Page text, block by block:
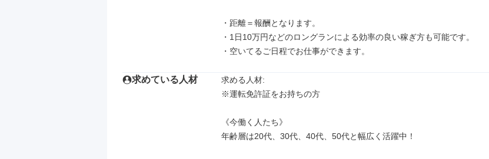
・距離＝報酬となります。
・1日10万円などのロングランによる効率の良い稼ぎ方も可能です。
・空いてるご日程でお仕事ができます。
求めている人材
求める人材:
※運転免許証をお持ちの方
《今働く人たち》
年齢層は20代、30代、40代、50代と幅広く活躍中！